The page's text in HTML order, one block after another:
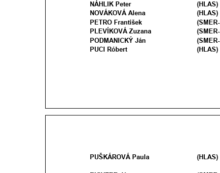
NÁHLIK Peter
(HLAS)
NOVÁKOVÁ Alena
(HLAS)
PETRO František
PLEVÍKOVÁ Zuzana
PODMANICKÝ Ján
PUCI Róbert
(HLAS)
PUŠKÁROVÁ Paula (HLAS)